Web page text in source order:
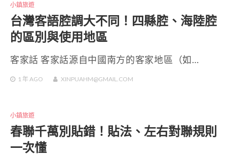
小鎮旅遊
台灣客語腔調大不同！四縣腔、海陸腔
的區別與使用地區
客家話 客家話源自中國南方的客家地區（如…
1 年 AGO XINPUAHM@GMAIL.COM
小鎮旅遊
春聯千萬別貼錯！貼法、左右對聯規則
一次懂